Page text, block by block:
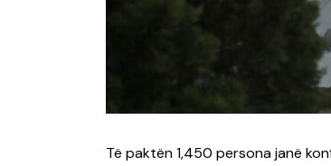
Të paktën 1,450 persona janë